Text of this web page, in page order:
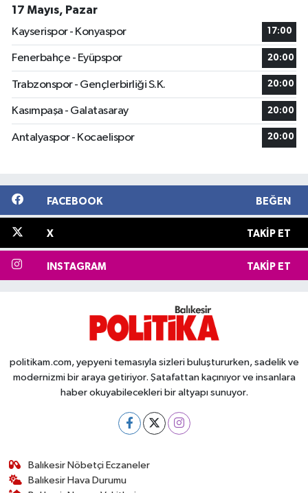
17 Mayıs, Pazar
Kayserispor - Konyaspor
17:00
Fenerbahçe - Eyüpspor 20:00
Trabzonspor - Gençlerbirliği S.K. 20:00
Kasımpaşa - Galatasaray 20:00
Antalyaspor - Kocaelispor 20:00
FACEBOOK BEĞEN
X TAKIP ET
INSTAGRAM TAKIP ET
politikam.com, yepyeni temasıyla sizleri buluştururken, sadelik ve
modernizmi bir araya getiriyor. Şatafattan kaçınıyor ve insanlara
haber okuyabilecekleri bir altyapı sunuyor.
Balıkesir Nöbetçi Eczaneler
Balıkesir Hava Durumu